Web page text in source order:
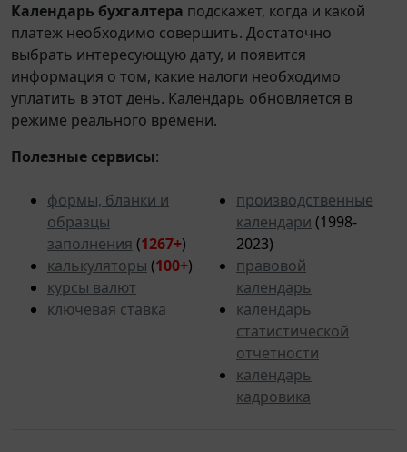
Календарь бухгалтера подскажет, когда и какой
платеж необходимо совершить. Достаточно
выбрать интересующую дату, и появится
информация о том, какие налоги необходимо
уплатить в этот день. Календарь обновляется в
режиме реального времени.
Полезные сервисы:
формы, бланки и
образцы
заполнения (1267+)
калькуляторы (100+)
курсы валют
ключевая ставка
производственные
календари (1998-
2023)
правовой
календарь
календарь
статистической
отчетности
календарь
кадровика